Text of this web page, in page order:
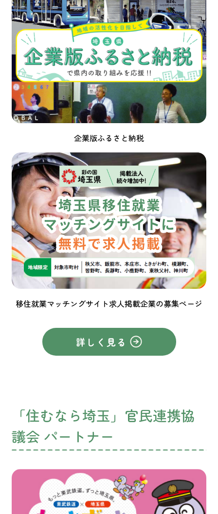
企業版ふるさと納税
移住就業マッチングサイト求人掲載企業の募集ページ
詳しく見る
「住むなら埼玉」官民連携協
議会 パートナー